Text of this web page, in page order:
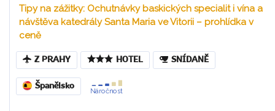
Tipy na zážitky: Ochutnávky baskických specialit i vína a
návštěva katedrály Santa Maria ve Vitorii – prohlídka v
ceně
Z PRAHY HOTEL SNÍDANĚ
Španělsko
Náročnost